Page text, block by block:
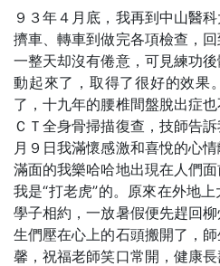
９３年４月底，我再到中山醫
擠車、轉車到做完各項檢查，
一整天却沒有倦意，可見練功
動起來了，取得了很好的效果
了，十九年的腰椎間盤脫出症
ＣＴ全身骨掃描復查，技師告
月９日我滿懷感激和喜悅的心
滿面的我樂哈哈地出現在人們
我是“打老虎”的。原來在外地
學子相約，一放暑假便先趕回
生們壓在心上的石頭搬開了，
馨，祝福老師笑口常開，健康